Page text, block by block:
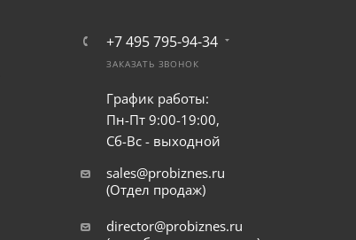
+7 495 795-94-34
ЗАКАЗАТЬ ЗВОНОК
График работы:
Пн-Пт 9:00-19:00,
Сб-Вс - выходной
sales@probiznes.ru
(Отдел продаж)
director@probiznes.ru